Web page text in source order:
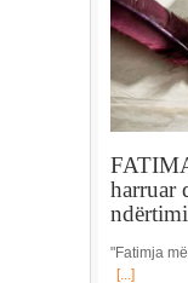
harruar
"Fatimja
[...]